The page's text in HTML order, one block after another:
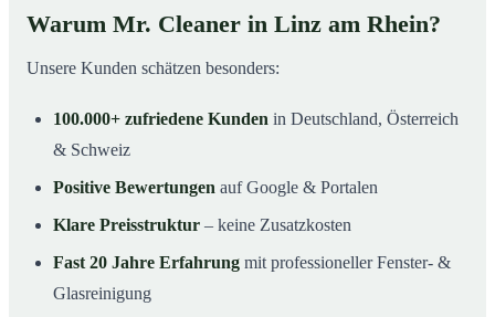
Warum Mr. Cleaner in Linz am Rhein?
Unsere Kunden schätzen besonders:
100.000+ zufriedene Kunden in Deutschland, Österreich
& Schweiz
Positive Bewertungen auf Google & Portalen
Klare Preisstruktur – keine Zusatzkosten
Fast 20 Jahre Erfahrung mit professioneller Fenster- &
Glasreinigung